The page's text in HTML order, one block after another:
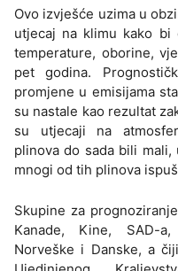
Ovo izvješće uzima u
utjecaj na klimu kako bi
temperature, oborine,
pet godina.
promjene u emisijama
su nastale kao rezultat
su utjecaji na
plinova do sada bili
mnogi od tih plinova
Skupine za
Kanade, Kine, SAD-
Norveške i Danske, a